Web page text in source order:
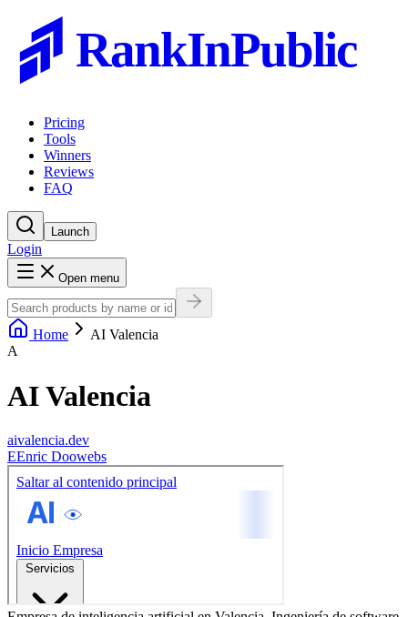
RankInPublic
Pricing
Tools
Winners
Reviews
FAQ
Launch
Login
Open menu
Home
AI Valencia
A
AI Valencia
aivalencia.dev
EEnric Doowebs